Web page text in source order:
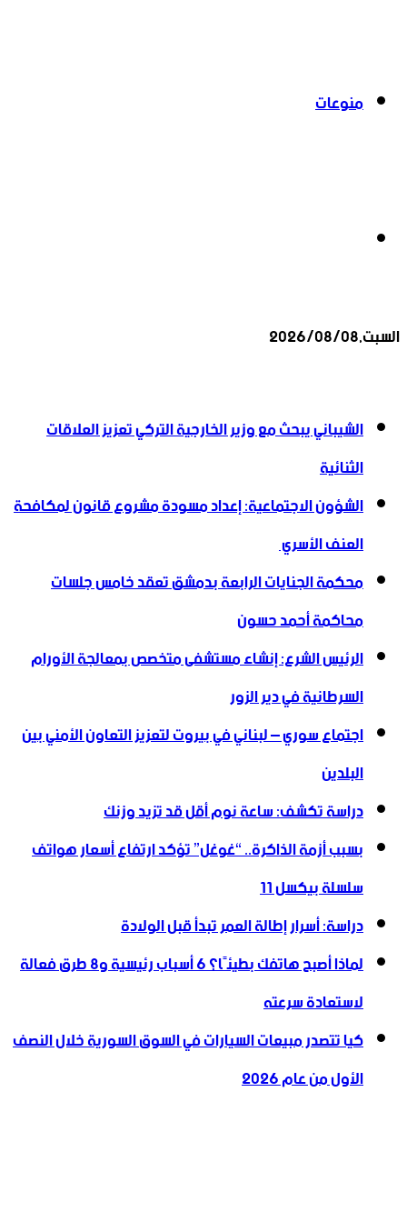
منوعات
السبت,2026/08/08
الشيباني يبحث مع وزير الخارجية التركي تعزيز العلاقات
الثنائية
الشؤون الاجتماعية: إعداد مسودة مشروع قانون لمكافحة
العنف الأسري ‏
محكمة الجنايات الرابعة بدمشق تعقد خامس جلسات
محاكمة أحمد حسون
الرئيس الشرع: إنشاء ‌‏مستشفى متخصص بمعالجة الأورام
السرطانية في دير الزور
اجتماع سوري – لبناني في بيروت لتعزيز التعاون ‏الأمني ‏بين
البلدين
دراسة تكشف: ساعة نوم أقل قد تزيد وزنك
بسبب أزمة الذاكرة.. “غوغل” تؤكد ارتفاع أسعار هواتف
سلسلة بيكسل 11
دراسة: أسرار إطالة العمر تبدأ قبل الولادة
لماذا أصبح هاتفك بطيئًا؟ 6 أسباب رئيسية و8 طرق فعالة
لاستعادة سرعته
كيا تتصدر مبيعات السيارات في السوق السورية خلال النصف
الأول من عام 2026